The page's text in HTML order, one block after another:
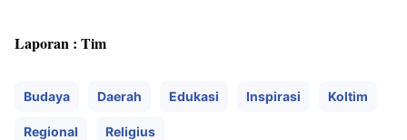
Laporan : Tim
Budaya Daerah Edukasi Inspirasi Koltim
Regional Religius